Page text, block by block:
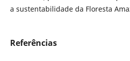
a sustentabilidade da Floresta
Referências